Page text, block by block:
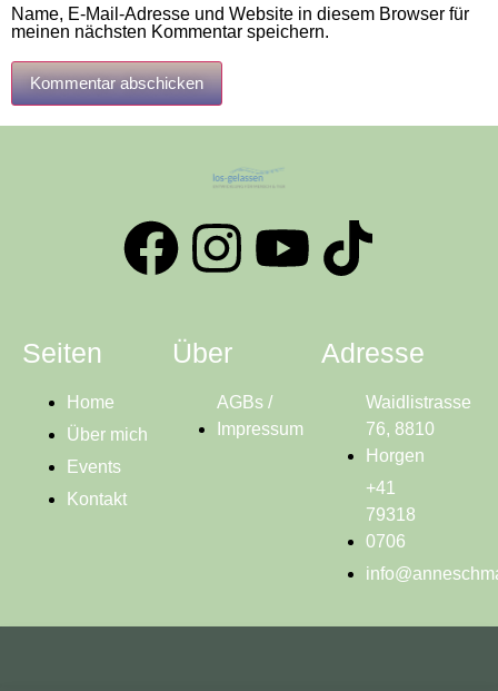
Name, E-Mail-Adresse und Website in diesem Browser für
meinen nächsten Kommentar speichern.
Seiten
Home
Über mich
Events
Kontakt
Über
AGBs /
Impressum
Adresse
Waidlistrasse
76, 8810
Horgen
+41
79318
0706